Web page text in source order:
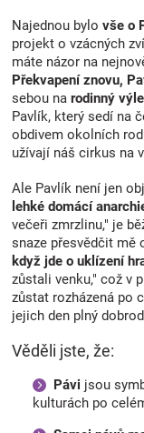
Najednou bylo vše o
projekt o vzácných
máte názor na
Překvapení znovu,
sebou na rodinný
Pavlík, který sedí na
obdivem okolních
užívají náš cirkus na
Ale Pavlík není jen
lehké domácí
večeři zmrzlinu," je
snaze přesvědčit mě
když jde o uklízení
zůstali venku," což v
zůstat rozházená po
jejich den plný
Věděli jste, že:
Pávi jsou
kulturách po